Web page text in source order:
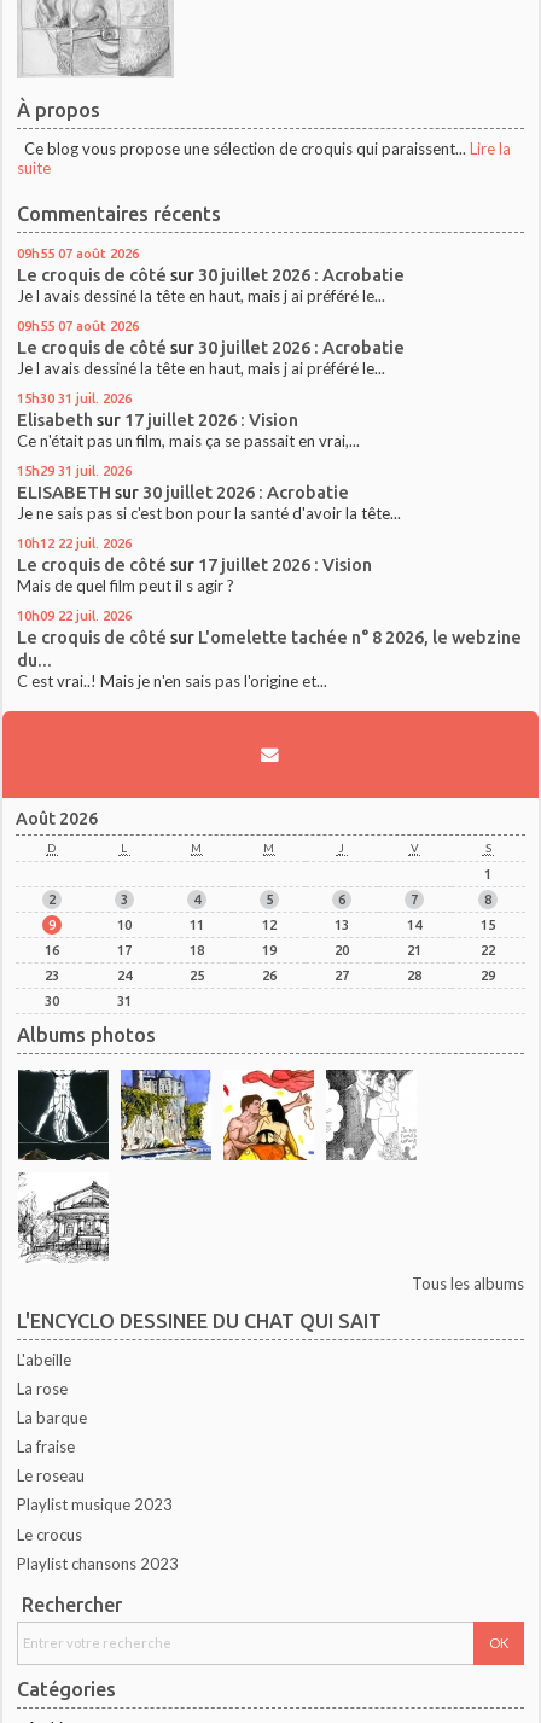
À propos
Ce blog vous propose une sélection de croquis qui paraissent... Lire la
suite
Commentaires récents
09h55 07 août 2026
Le croquis de côté sur 30 juillet 2026 : Acrobatie
Je l avais dessiné la tête en haut, mais j ai préféré le...
09h55 07 août 2026
Le croquis de côté sur 30 juillet 2026 : Acrobatie
Je l avais dessiné la tête en haut, mais j ai préféré le...
15h30 31 juil. 2026
Elisabeth sur 17 juillet 2026 : Vision
Ce n'était pas un film, mais ça se passait en vrai,...
15h29 31 juil. 2026
ELISABETH sur 30 juillet 2026 : Acrobatie
Je ne sais pas si c'est bon pour la santé d'avoir la tête...
10h12 22 juil. 2026
Le croquis de côté sur 17 juillet 2026 : Vision
Mais de quel film peut il s agir ?
10h09 22 juil. 2026
Le croquis de côté sur L'omelette tachée n° 8 2026, le webzine
du...
C est vrai..! Mais je n'en sais pas l'origine et...
Août 2026
D L M M J V S
1
2
3 4 5 6 7
8
9
10 11 12 13 14
15
16
17 18 19 20 21
22
23
24 25 26 27 28
29
30
31
Albums photos
Tous les albums
L'ENCYCLO DESSINEE DU CHAT QUI SAIT
L'abeille
La rose
La barque
La fraise
Le roseau
Playlist musique 2023
Le crocus
Playlist chansons 2023
Rechercher
Catégories